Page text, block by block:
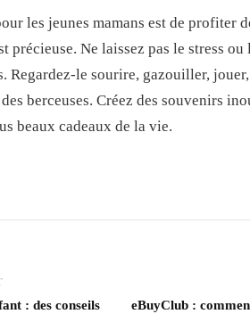
les jeunes mamans est de profiter
précieuse. Ne laissez pas le stress
Regardez-le sourire, gazouiller,
berceuses. Créez des souvenirs
beaux cadeaux de la vie.
: des conseils
eBuyClub :